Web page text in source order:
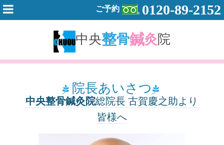
ご予約 0120-89-2152
中央整骨鍼灸院
院長あいさつ
中央整骨鍼灸院総院長 古賀慶之助より
皆様へ